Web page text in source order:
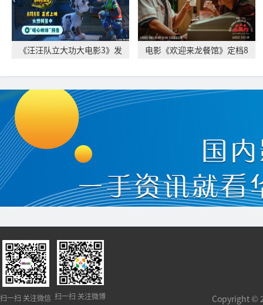
《汪汪队立大功大电影3》发
电影《欢迎来龙餐馆》定档8
扫一扫 关注微信 扫一扫 关注微博 Copyright ©